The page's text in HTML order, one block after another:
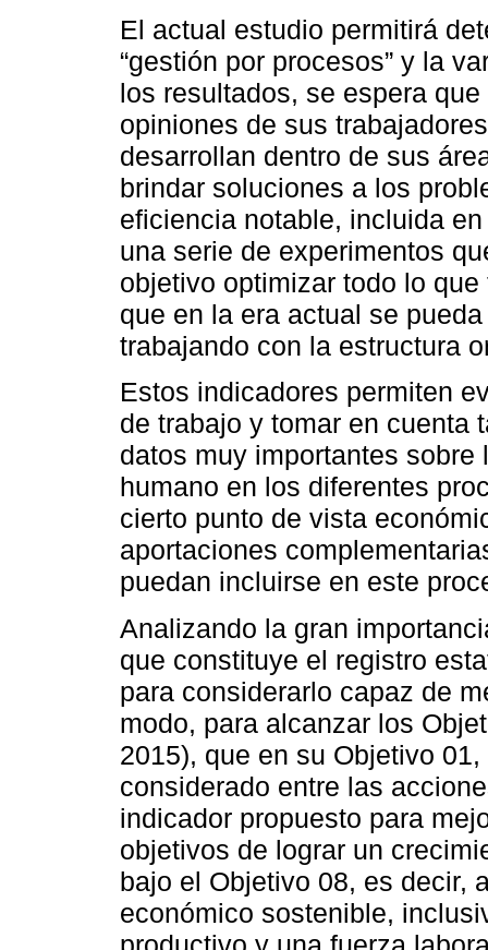
El actual estudio permitirá
“gestión por procesos” y la
los resultados, se espera
opiniones de sus
desarrollan dentro de sus
brindar soluciones a los
eficiencia notable, incluida
una serie de experimentos
objetivo optimizar todo lo
que en la era actual se
trabajando con la estructura
Estos indicadores permiten
de trabajo y tomar en cuenta
datos muy importantes
humano en los diferentes
cierto punto de vista
aportaciones
puedan incluirse en este
Analizando la gran
que constituye el registro
para considerarlo capaz de
modo, para alcanzar los
2015), que en su Objetivo
considerado entre las
indicador propuesto para
objetivos de lograr un
bajo el Objetivo 08, es decir,
económico sostenible,